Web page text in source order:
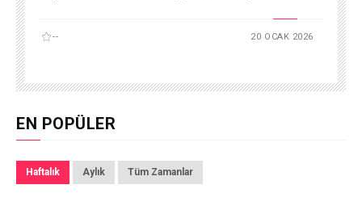
-- 20 OCAK 2026
EN POPÜLER
Haftalık Aylık Tüm Zamanlar